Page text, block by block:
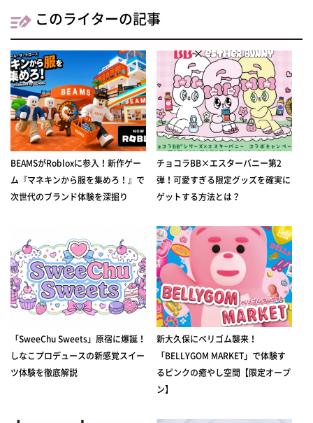
このライターの記事
BEAMSがRobloxに参入！新作ゲー
ム『マネキンから服を集めろ！』で
次世代のブランド体験を深掘り
チョコラBB×エスターバニー第2
弾！可愛すぎる限定グッズを確実に
ゲットする方法とは？
「SweeChu Sweets」原宿に爆誕！
しなこプロデュースの新感覚スイー
ツ体験を徹底解説
新大久保にベリゴム襲来！
「BELLYGOM MARKET」で体験す
るピンクの癒やし空間【限定オープ
ン】